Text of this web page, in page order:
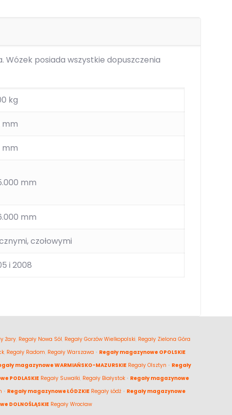
posiada wszystkie dopuszczenia
kg
mm
mm
mm
mm
czołowymi
i 2008
Żary Regały Nowa Sól Regały Gorzów Wielkopolski Regały Zielona Góra
Regały Radom Regały Warszawa • Regały magazynowe OPOLSKIE
magazynowe WARMIAŃSKO-MAZURSKIE Regały Olsztyn • Regały
PODLASKIE Regały Suwałki Regały Białystok• Regały magazynowe
• Regały magazynowe ŁÓDZKIE Regały Łódź• Regały magazynowe
DOLNOŚLĄSKIE Regały Wrocław